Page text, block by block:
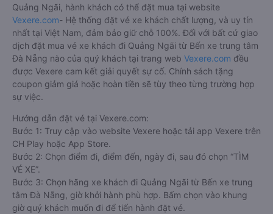
Quảng Ngãi, hành khách có thể đặt mua tại website
Vexere.com- Hệ thống đặt vé xe khách chất lượng, và uy tín
nhất tại Việt Nam, đảm bảo giữ chỗ 100%. Đối với bất cứ giao
dịch đặt mua vé xe khách đi Quảng Ngãi từ Bến xe trung tâm
Đà Nẵng nào của quý khách tại trang web Vexere.com đều
được Vexere cam kết giải quyết sự cố. Chính sách tặng
coupon giảm giá hoặc hoàn tiền sẽ tùy theo từng trường hợp
sự việc.
Hướng dẫn đặt vé tại Vexere.com:
Bước 1: Truy cập vào website Vexere hoặc tải app Vexere trên
CH Play hoặc App Store.
Bước 2: Chọn điểm đi, điểm đến, ngày đi, sau đó chọn “TÌM
VÉ XE”.
Bước 3: Chọn hãng xe khách đi Quảng Ngãi từ Bến xe trung
tâm Đà Nẵng, giờ khởi hành phù hợp. Bấm chọn vào khung
giờ quý khách muốn đi để tiến hành đặt vé.